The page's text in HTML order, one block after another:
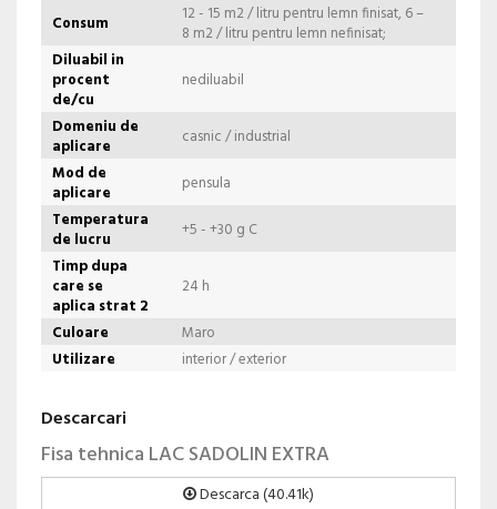
Consum
12 - 15 m2 / litru pentru lemn finisat, 6 –
8 m2 / litru pentru lemn nefinisat;
Diluabil in
procent
de/cu
nediluabil
Domeniu de
aplicare
casnic / industrial
Mod de
aplicare
pensula
Temperatura
de lucru
+5 - +30 g C
Timp dupa
care se
aplica strat 2
24 h
Culoare
Maro
Utilizare
interior / exterior
Descarcari
Fisa tehnica LAC SADOLIN EXTRA
Descarca (40.41k)